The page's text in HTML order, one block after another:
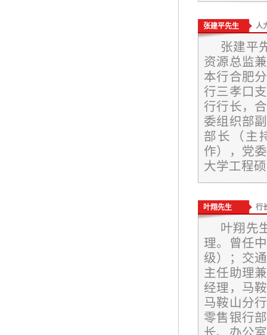
张建平先生 人
张建平
资源总监
本行合肥
行三孝口
行行长，
委组织部
部长（主
作），党
大学工程
叶翔先生 行
叶翔先
理。曾任
级）；交
主任助理
经理，马
马鞍山分
零售银行